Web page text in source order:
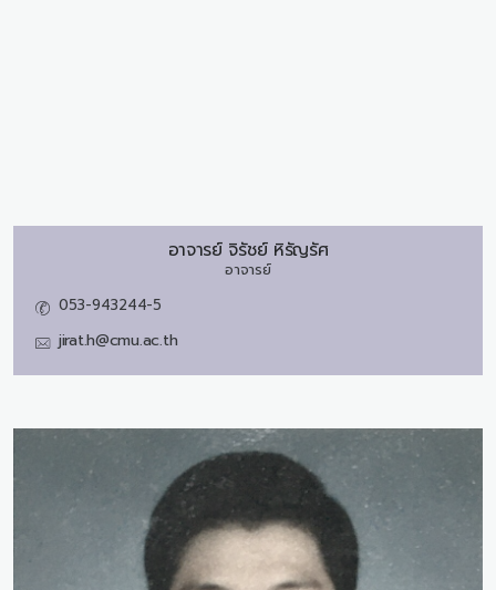
อาจารย์ จิรัชย์ หิรัญรัศ
อาจารย์
053-943244-5
jirat.h@cmu.ac.th